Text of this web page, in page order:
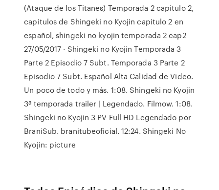
(Ataque de los Titanes) Temporada 2 capitulo 2,
capitulos de Shingeki no Kyojin capitulo 2 en
español, shingeki no kyojin temporada 2 cap2
27/05/2017 · Shingeki no Kyojin Temporada 3
Parte 2 Episodio 7 Subt. Temporada 3 Parte 2
Episodio 7 Subt. Español Alta Calidad de Video.
Un poco de todo y más. 1:08. Shingeki no Kyojin
3ª temporada trailer | Legendado. Filmow. 1:08.
Shingeki no Kyojin 3 PV Full HD Legendado por
BraniSub. branitubeoficial. 12:24. Shingeki No
Kyojin: picture